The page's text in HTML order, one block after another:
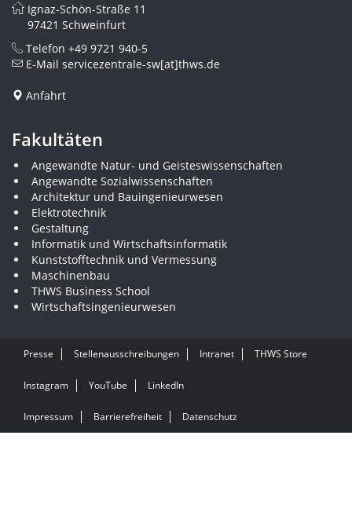
Ignaz-Schön-Straße 11
97421 Schweinfurt
Telefon +49 9721 940-5
E-Mail servicezentrale-sw[at]thws.de
Anfahrt
Fakultäten
Angewandte Natur- und Geisteswissenschaften
Angewandte Sozialwissenschaften
Architektur und Bauingenieurwesen
Elektrotechnik
Gestaltung
Informatik und Wirtschaftsinformatik
Kunststofftechnik und Vermessung
Maschinenbau
THWS Business School
Wirtschaftsingenieurwesen
Presse Stellenausschreibungen Intranet THWS Store
Instagram YouTube LinkedIn
Impressum Barrierefreiheit Datenschutz